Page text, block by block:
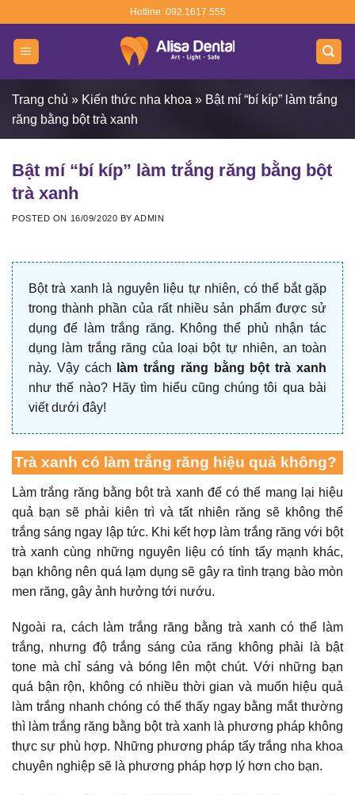
content
Hotline: 092.1617.555
Trang chủ » Kiến thức nha khoa » Bật mí “bí kíp” làm trắng
răng bằng bột trà xanh
Bật mí “bí kíp” làm trắng răng bằng bột
trà xanh
POSTED ON 16/09/2020 BYADMIN
Bột trà xanh là nguyên liệu tự nhiên, có thể bắt gặp
trong thành phần của rất nhiều sản phẩm được sử
dụng để làm trắng răng. Không thể phủ nhận tác
dụng làm trắng răng của loại bột tự nhiên, an toàn
này. Vậy cách
làm trắng răng bằng bột trà xanh
như thế nào? Hãy tìm hiểu cũng chúng tôi qua bài
viết dưới đây!
Trà xanh có làm trắng răng hiệu quả không?
Làm trắng răng bằng bột trà xanh để có thể mang lại hiệu
quả bạn sẽ phải kiên trì và tất nhiên răng sẽ không thể
trắng sáng ngay lập tức. Khi kết hợp làm trắng răng với bột
trà xanh cùng những nguyên liệu có tính tẩy mạnh khác,
bạn không nên quá lạm dụng sẽ gây ra tình trạng bào mòn
men răng, gây ảnh hưởng tới nướu.
Ngoài ra, cách làm trắng răng bằng trà xanhcó thể làm
trắng, nhưng độ trắng sáng của răng không phải là bật
tone mà chỉ sáng và bóng lên một chút. Với những bạn
quá bận rộn, không có nhiều thời gian và muốn hiệu quả
làm trắng nhanh chóng có thể thấy ngay bằng mắt thường
thì làm trắng răng bằng bột trà xanh là phương pháp không
thực sự phù hợp. Những phương pháp tẩy trắng nha khoa
chuyên nghiệp sẽ là phương pháp hợp lý hơn cho bạn.